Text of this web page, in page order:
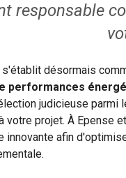
responsable
s'établit désormais
performances
judicieuse
projet. À Epense
innovante afin